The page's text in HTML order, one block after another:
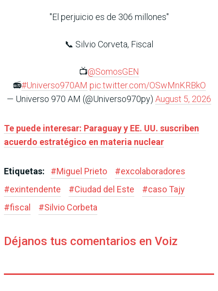
"El perjuicio es de 306 millones"
📞 Silvio Corveta, Fiscal
📺@SomosGEN
📻#Universo970AM pic.twitter.com/OSwMnKRBkO
— Universo 970 AM (@Universo970py) August 5, 2026
Te puede interesar: Paraguay y EE. UU. suscriben
acuerdo estratégico en materia nuclear
Etiquetas: #Miguel Prieto #excolaboradores
#exintendente #Ciudad del Este #caso Tajy
#fiscal #Silvio Corbeta
Déjanos tus comentarios en Voiz